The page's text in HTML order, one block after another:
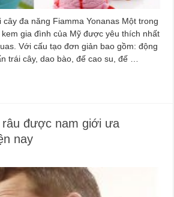
đa năng Fiamma Yonanas Một trong
gia đình của Mỹ được yêu thích nhất
Với cấu tạo đơn giản bao gồm: động
trái cây, dao bào, đế cao su, đế …
râu được nam giới ưa
nay